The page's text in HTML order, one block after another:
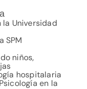
Universidad
SPM
niños,
hospitalaria
en la